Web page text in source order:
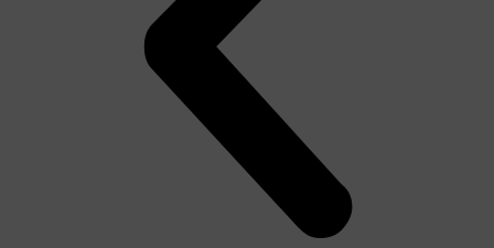
Ghi nhớ đăng nhập
Lost your password?